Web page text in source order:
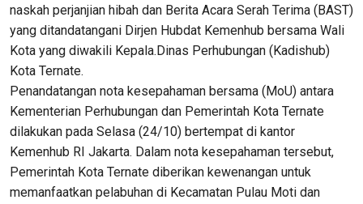
naskah perjanjian hibah dan Berita Acara Serah Terima (BAST)
yang ditandatangani Dirjen Hubdat Kemenhub bersama Wali
Kota yang diwakili Kepala.Dinas Perhubungan (Kadishub)
Kota Ternate.
Penandatangan nota kesepahaman bersama (MoU) antara
Kementerian Perhubungan dan Pemerintah Kota Ternate
dilakukan pada Selasa (24/10) bertempat di kantor
Kemenhub RI Jakarta. Dalam nota kesepahaman tersebut,
Pemerintah Kota Ternate diberikan kewenangan untuk
memanfaatkan pelabuhan di Kecamatan Pulau Moti dan